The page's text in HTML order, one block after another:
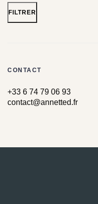
FILTRER
CONTACT
+33 6 74 79 06 93
contact@annetted.fr